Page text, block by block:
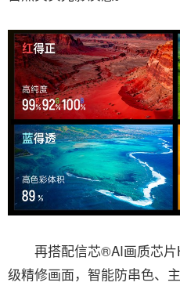
再搭配信芯®AI画质芯片
级精修画面，智能防串色、